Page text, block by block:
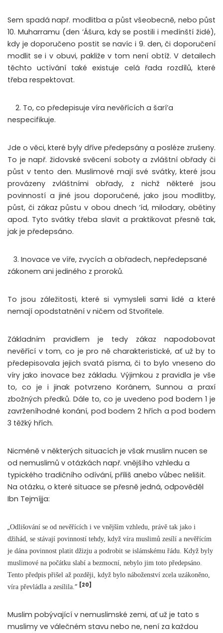
Sem spadá např. modlitba a půst všeobecně, nebo půst
10. Muharramu (den ‘Ášura, kdy se postili i medínští židé),
kdy je doporučeno postit se navíc i 9. den, či doporučení
modlit se i v obuvi, pakliže v tom není obtíž. V detailech
těchto uctívání také existuje celá řada rozdílů, které
třeba respektovat.
2. To, co předepisuje víra nevěřících a šarí’a
nespecifikuje.
Jde o věci, které byly dříve předepsány a posléze zrušeny.
To je např. židovské svěcení soboty a zvláštní obřady či
půst v tento den. Muslimové mají své svátky, které jsou
provázeny zvláštními obřady, z nichž některé jsou
povinností a jiné jsou doporučené, jako jsou modlitby,
půst, či zákaz půstu v obou dnech ‘íd, milodary, obětiny
apod. Tyto svátky třeba slavit a praktikovat přesně tak,
jak je předepsáno.
3. Inovace ve víře, zvycích a obřadech, nepředepsané
zákonem ani jediného z proroků.
To jsou záležitosti, které si vymysleli sami lidé a které
nemají opodstatnění v ničem od Stvořitele.
Základním pravidlem je tedy zákaz napodobovat
nevěřící v tom, co je pro ně charakteristické, ať už by to
předepisovala jejich svatá písma, či to bylo vneseno do
víry jako inovace bez základu. Výjimkou z pravidla je vše
to, co je i jinak potvrzeno Koránem, Sunnou a praxí
zbožných předků. Dále to, co je uvedeno pod bodem 1 je
zavrženíhodné konání, pod bodem 2 hřích a pod bodem
3 těžký hřích.
Nicméně v některých situacích je však muslim nucen se
od nemuslimů v otázkách např. vnějšího vzhledu a
typického tradičního odívání, příliš anebo vůbec nelišit.
Na otázku, o které situace se přesně jedná, odpověděl
Ibn Tejmíjja:
„Odlišování se od nevěřících i ve vnějším vzhledu, právě tak jako i
džihád, se stávají povinností tehdy, když víra muslimů zesílí a nevěřícím
je dána povinnost platit džizju a podrobit se islámskému řádu. Když byly
muslimové na počátku slabí a bezmocní, nebylo jim toto předepsáno.
Tento předpis přišel až později, když bylo náboženství zcela uzákoněno,
víra převládla a zesílila. “ [20]
Muslim pobývající v nemuslimské zemi, ať už je tato s
muslimy ve válečném stavu nebo ne, není za každou